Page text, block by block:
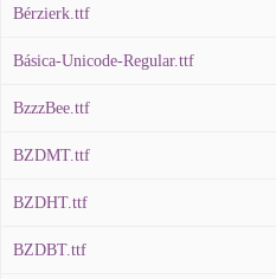
Bérzierk.ttf
Básica-Unicode-Regular.ttf
BzzzBee.ttf
BZDMT.ttf
BZDHT.ttf
BZDBT.ttf